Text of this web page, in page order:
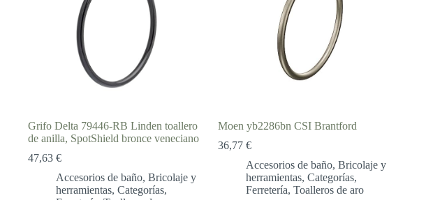
Grifo Delta 79446-RB Linden toallero
de anilla, SpotShield bronce veneciano
47,63 €
Accesorios de baño, Bricolaje y
herramientas, Categorías,
Moen yb2286bn CSI Brantford
36,77 €
Accesorios de baño, Bricolaje y
herramientas, Categorías,
Ferretería, Toalleros de aro